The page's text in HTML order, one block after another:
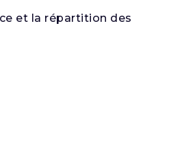
et la répartition des